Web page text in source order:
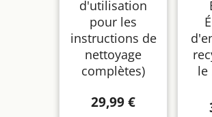
d'utilisation
pour les
instructions de
nettoyage
complètes)
29,99 €
le